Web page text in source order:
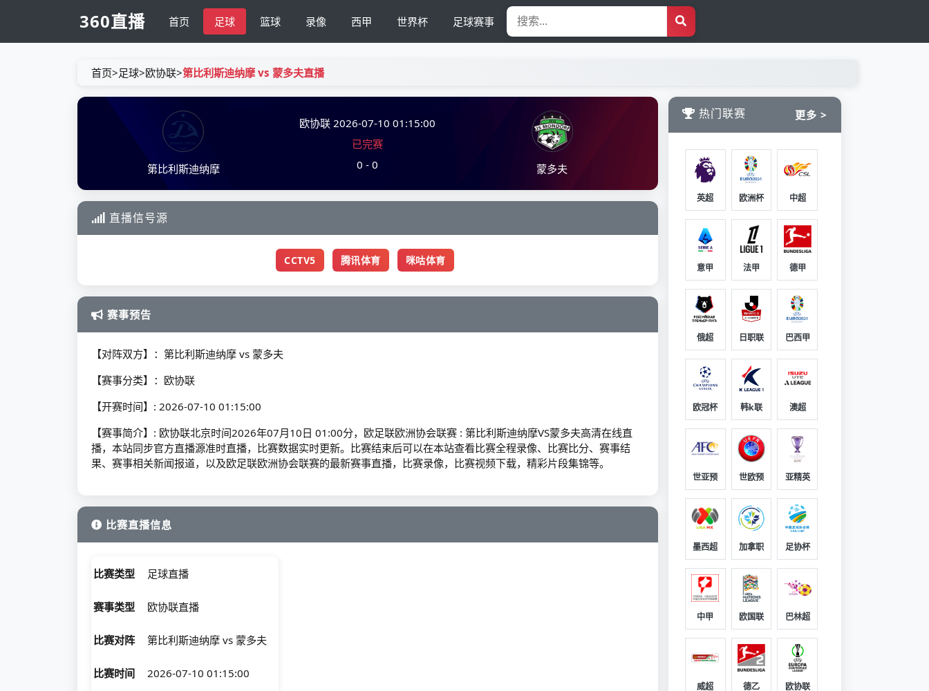
360直播 首页 足球 篮球 录像 西甲 世界杯 足球赛事
首页>足球>欧协联>第比利斯迪纳摩 vs 蒙多夫直播
第比利斯迪纳摩
欧协联 2026-07-10 01:15:00
已完赛
0 - 0
蒙多夫
直播信号源
CCTV5 腾讯体育 咪咕体育
赛事预告
【对阵双方】：第比利斯迪纳摩 vs 蒙多夫
【赛事分类】：欧协联
【开赛时间】: 2026-07-10 01:15:00
【赛事简介】: 欧协联北京时间2026年07月10日 01:00分，欧足联欧洲协会联赛 : 第比利斯迪纳摩VS蒙多夫高清在线直
播，本站同步官方直播源准时直播，比赛数据实时更新。比赛结束后可以在本站查看比赛全程录像、比赛比分、赛事结
果、赛事相关新闻报道，以及欧足联欧洲协会联赛的最新赛事直播，比赛录像，比赛视频下载，精彩片段集锦等。
比赛直播信息
比赛类型 足球直播
赛事类型 欧协联直播
比赛对阵 第比利斯迪纳摩 vs 蒙多夫
比赛时间 2026-07-10 01:15:00
热门联赛 更多 >
英超 欧洲杯 中超
意甲 法甲 德甲
俄超 日职联 巴西甲
欧冠杯 韩k联 澳超
世亚预 世欧预 亚精英
墨西超 加拿职 足协杯
中甲 欧国联 巴林超
威超 德乙 欧协联